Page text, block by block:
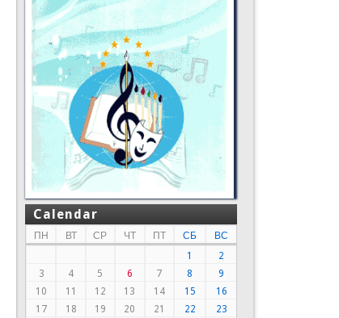
Calendar
ПН ВТ СР ЧТ ПТ СБ
ВС
1
2
3
4 5 6 7 8
9
10
11 12 13 14 15
16
17
18 19 20 21 22
23